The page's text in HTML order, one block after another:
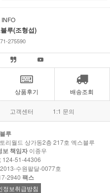
루(조형섭)
275590
상품후기 배송조회
고객센터 1:1 문의
루
리월드 상가동2층 217호 엑스블루
보 책임자 이종우
124-51-44306
수원팔달-0077호
2940 팩스
정보취급방침